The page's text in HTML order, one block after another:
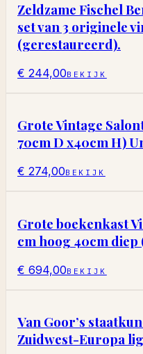
Zeldzame Fischel
set van 3 originele
(gerestaureerd).
€ 244,00BEKIJK
Grote Vintage
70cm D x40cm H)
€ 274,00BEKIJK
Grote boekenkast
cm hoog 40cm diep
€ 694,00BEKIJK
Van Goor’s
Zuidwest-Europa